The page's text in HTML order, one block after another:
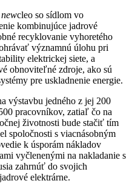
newcleo so sídlom vo
kombinujúce jadrové
recyklovanie vyhoretého
významnú úlohu pri
elektrickej siete, a
obnoviteľné zdroje, ako sú
pre uskladnenie energie.
výstavbu jedného z jej 200
pracovníkov, zatiaľ čo na
životnosti bude stačiť tím
spoločnosti s viacnásobným
k úsporám nákladov
vyčlenenými na nakladanie s
zahrnúť do svojich
elektrárne.